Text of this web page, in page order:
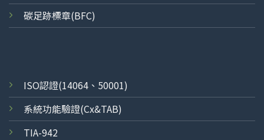
碳足跡標章(BFC)
ISO認證(14064、50001)
系統功能驗證(Cx&TAB)
TIA-942